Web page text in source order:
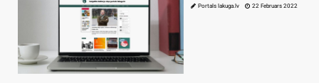
Portals lakuga.lv 22 Februars 2022